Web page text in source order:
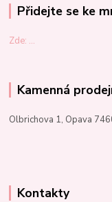
Přidejte se ke
Zde: ...
Kamenná
Olbrichova 1, Opava
Kontakty